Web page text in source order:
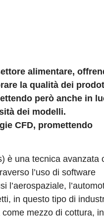
alimentare,
la qualità dei
però anche in
dei modelli.
CFD, promettendo
è una tecnica avanzata
l’uso di software
l’aerospaziale,
in questo tipo di
mezzo di cottura, in